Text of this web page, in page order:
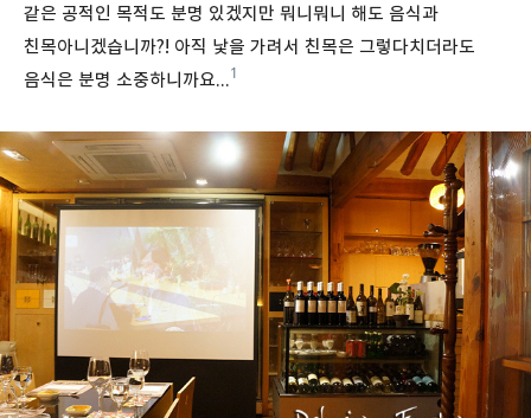
같은 공적인 목적도 분명 있겠지만 뭐니뭐니 해도 음식과
친목아니겠습니까?! 아직 낯을 가려서 친목은 그렇다치더라도
음식은 분명 소중하니까요...1